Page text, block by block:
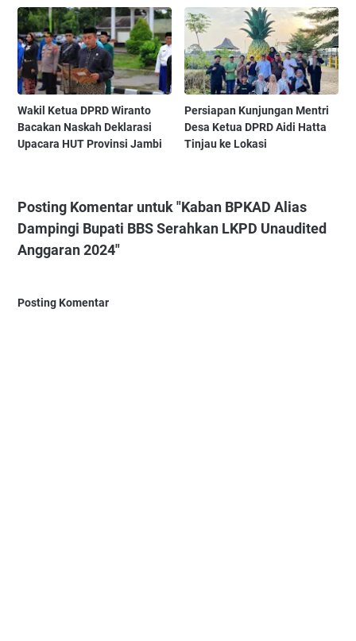
Wakil Ketua DPRD Wiranto
Bacakan Naskah Deklarasi
Upacara HUT Provinsi Jambi
Persiapan Kunjungan Mentri
Desa Ketua DPRD Aidi Hatta
Tinjau ke Lokasi
Posting Komentar untuk "Kaban BPKAD Alias
Dampingi Bupati BBS Serahkan LKPD Unaudited
Anggaran 2024"
Posting Komentar